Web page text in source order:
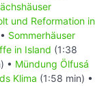
und Reformation in
Sommerhäuser
in Island (1:38
• Mündung Ölfusá
Klima (1:58 min) •